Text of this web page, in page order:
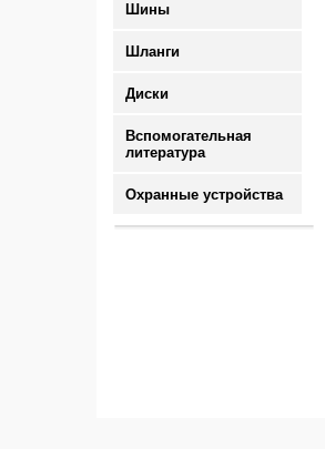
Шины
Шланги
Диски
Вспомогательная
литература
Охранные устройства